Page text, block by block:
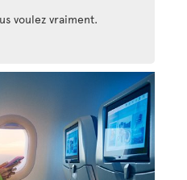
voulez vraiment.